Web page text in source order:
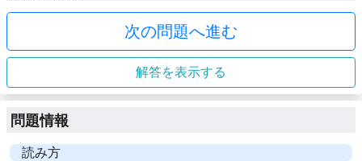
次の問題へ進む
解答を表示する
問題情報
読み方